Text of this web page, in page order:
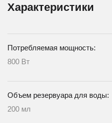
Характеристики
Потребляемая мощность:
800 Вт
Объем резервуара для воды:
200 мл